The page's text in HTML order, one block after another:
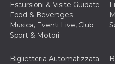
Escursioni & Visite Guidate
Food & Beverages
Musica, Eventi Live, Club
Sport & Motori
Biglietteria Automatizzata